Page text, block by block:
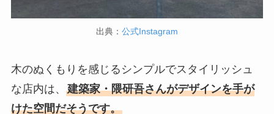
出典： 公式Instagram
木のぬくもりを感じるシンプルでスタイリッシュ
な店内は、 建築家・隈研吾さんがデザインを手が
けた空間だそうです。